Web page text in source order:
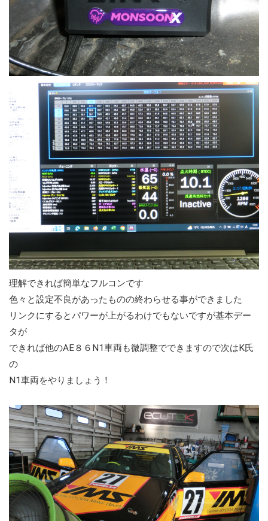
理解できれば簡単なフルコンです
色々と設定不良があったものの終わらせる事ができました
リンクにするとパワーが上がるわけでもないですが基本デー
タが
できれば他のAE８６N1車両も微調整でできますので次はK氏
の
N1車両をやりましょう！